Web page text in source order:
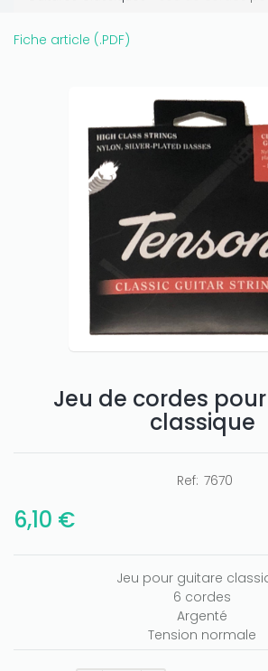
Fiche article (.PDF)
Jeu de cordes
classique
Ref: 7670
6,10 €
Jeu pour guitare
6 cordes
Argenté
Tension normale
amount on your credits!